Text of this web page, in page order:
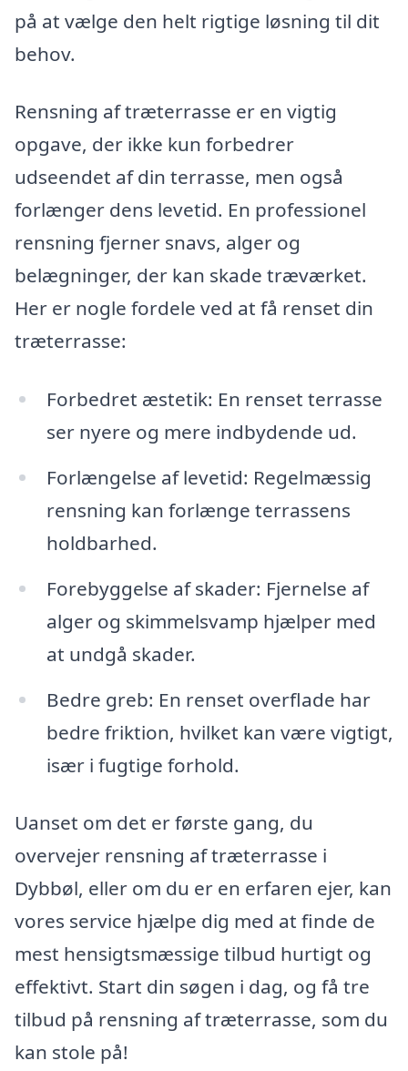
på at vælge den helt rigtige løsning til dit
behov.
Rensning af træterrasse er en vigtig
opgave, der ikke kun forbedrer
udseendet af din terrasse, men også
forlænger dens levetid. En professionel
rensning fjerner snavs, alger og
belægninger, der kan skade træværket.
Her er nogle fordele ved at få renset din
træterrasse:
Forbedret æstetik: En renset terrasse
ser nyere og mere indbydende ud.
Forlængelse af levetid: Regelmæssig
rensning kan forlænge terrassens
holdbarhed.
Forebyggelse af skader: Fjernelse af
alger og skimmelsvamp hjælper med
at undgå skader.
Bedre greb: En renset overflade har
bedre friktion, hvilket kan være vigtigt,
især i fugtige forhold.
Uanset om det er første gang, du
overvejer rensning af træterrasse i
Dybbøl, eller om du er en erfaren ejer, kan
vores service hjælpe dig med at finde de
mest hensigtsmæssige tilbud hurtigt og
effektivt. Start din søgen i dag, og få tre
tilbud på rensning af træterrasse, som du
kan stole på!